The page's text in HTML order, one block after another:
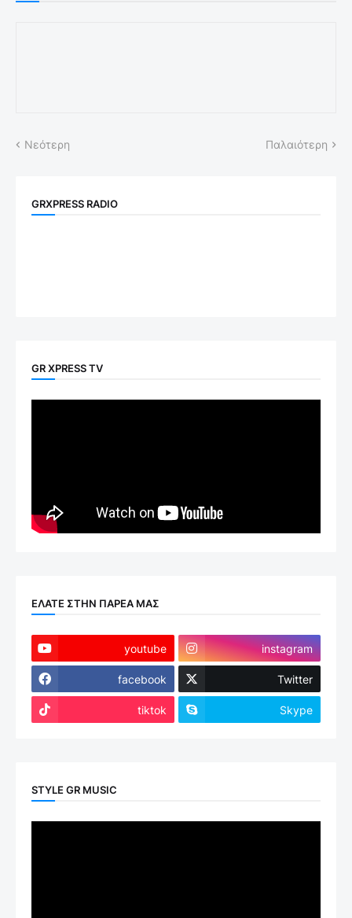
Νεότερη Παλαιότερη
GRXPRESS RADIO
GR XPRESS TV
ΕΛΑΤΕ ΣΤΗΝ ΠΑΡΕΑ ΜΑΣ
youtube instagram
facebook Twitter
tiktok Skype
STYLE GR MUSIC